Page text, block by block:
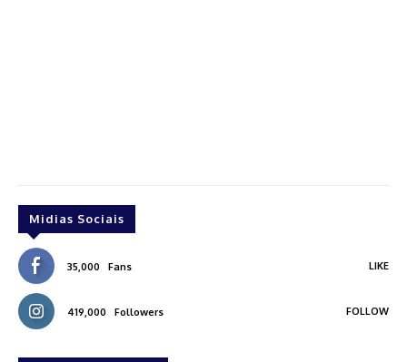
Midias Sociais
35,000 Fans LIKE
419,000 Followers FOLLOW